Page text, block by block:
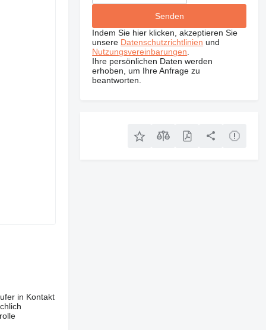
in Kontakt
Indem Sie hier klicken, akzeptieren Sie
unsere Datenschutzrichtlinien und
Nutzungsvereinbarungen
Ihre persönlichen Daten werden
erhoben, um Ihre Anfrage zu
beantworten.